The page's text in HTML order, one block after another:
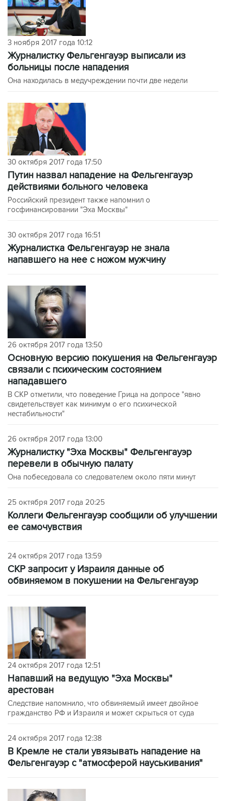
3 ноября 2017 года 10:12
Журналистку Фельгенгауэр выписали из
больницы после нападения
Она находилась в медучреждении почти две недели
30 октября 2017 года 17:50
Путин назвал нападение на Фельгенгауэр
действиями больного человека
Российский президент также напомнил о
госфинансировании "Эха Москвы"
30 октября 2017 года 16:51
Журналистка Фельгенгауэр не знала
напавшего на нее с ножом мужчину
26 октября 2017 года 13:50
Основную версию покушения на Фельгенгауэр
связали с психическим состоянием
нападавшего
В СКР отметили, что поведение Грица на допросе "явно
свидетельствует как минимум о его психической
нестабильности"
26 октября 2017 года 13:00
Журналистку "Эха Москвы" Фельгенгауэр
перевели в обычную палату
Она побеседовала со следователем около пяти минут
25 октября 2017 года 20:25
Коллеги Фельгенгауэр сообщили об улучшении
ее самочувствия
24 октября 2017 года 13:59
СКР запросит у Израиля данные об
обвиняемом в покушении на Фельгенгауэр
24 октября 2017 года 12:51
Напавший на ведущую "Эха Москвы"
арестован
Следствие напомнило, что обвиняемый имеет двойное
гражданство РФ и Израиля и может скрыться от суда
24 октября 2017 года 12:38
В Кремле не стали увязывать нападение на
Фельгенгауэр с "атмосферой науськивания"